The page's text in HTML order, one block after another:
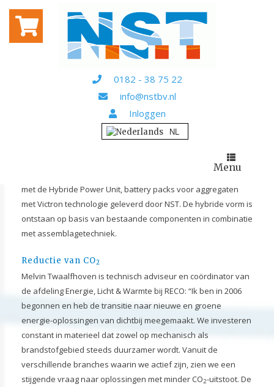
0182 - 38 75 22
info@nstbv.nl
Inloggen
Menu
Home
met Hybride Power Unit
RECO VERDUURZAAMT
BOUWPLAATSEN MET
HYBRIDE POWER UNIT
RECO is opgericht in 1953 als onafhankelijke partner in
materieelverhuur en technische dienstverlening voor de
bouw, rail & infra, evenementen en meer. Inmiddels staat de
echt familiebedrijf dat zich kenmerkt door persoonlijk contact,
korte lijnen en snel schakelen. In 2021 werd een pilot gedraaid
met de Hybride Power Unit, battery packs voor aggregaten
met Victron technologie geleverd door NST. De hybride vorm is
ontstaan op basis van bestaande componenten in combinatie
met assemblagetechniek.
Reductie van CO2
Melvin Twaalfhoven is technisch adviseur en coördinator van
de afdeling Energie, Licht & Warmte bij RECO: “Ik ben in 2006
begonnen en heb de transitie naar nieuwe en groene
energie-oplossingen van dichtbij meegemaakt. We investeren
constant in materieel dat zowel op mechanisch als
brandstofgebied steeds duurzamer wordt. Vanuit de
verschillende branches waarin we actief zijn, zien we een
stijgende vraag naar oplossingen met minder CO2-uitstoot. De